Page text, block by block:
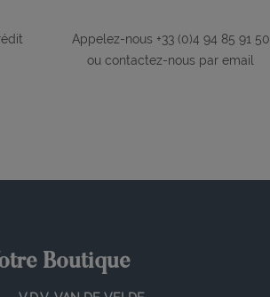
Appelez-nous +33 (0)4 94 85 91 50
ou contactez-nous par email
Boutique